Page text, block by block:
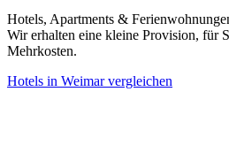
Hotels, Apartments &
Wir erhalten eine kleine Provision, für
Mehrkosten.
Hotels in Weimar vergleichen